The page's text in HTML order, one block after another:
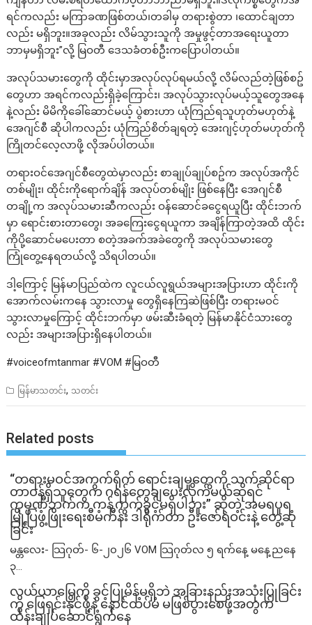
ရင်ကလည်း မကြာခဏဖြစ်တယ်၊တခါမှ တရားစွဲတာ ၊ထောင်ချတာ
လည်း မရှိဘူး။အခုလည်း လိမ်သွားသူကို အမှုဖွင့်တာအရေးယူတာ
ဘာမှမရှိဘူး”လို့ မြဝတီ ဒေသခံတစ်ဦးကပြောပါတယ်။
အလုပ်သမားတွေကို ထိုင်းမှာအလုပ်လုပ်ရမယ်လို့ လိမ်လည်တဲ့ဖြစ်စဥ်
တွေဟာ အရင်ကလည်းရှိခဲ့ကြောင်း၊ အလုပ်သွားလုပ်မယ့်သူတွေအနေ
နဲ့လည်း မိမိကိုခေါ်ဆောင်မယ့် ပွဲစားဟာ ယုံကြည်ရသူဟုတ်မဟုတ်နဲ့
အေဂျင်စီ ဆိုပါကလည်း ယုံကြည်စိတ်ချရတဲ့ အေးဂျင့်ဟုတ်မဟုတ်ကို
ကြိုတင်လေ့လာဖို့ လိုအပ်ပါတယ်။
တရားဝင်အေဂျင်စီတွေထဲမှာလည်း စာချုပ်ချုပ်စဥ်က အလုပ်အကိုင်
တစ်မျိုး၊ ထိုင်းကိုရောက်ချိန် အလုပ်တစ်မျိုး ဖြစ်နေပြီး အေဂျင်စီ
တချို့က အလုပ်သမားဆီကလည်း ဝန်ဆောင်ခငွေရယူပြီး ထိုင်းဘက်
မှာ ရောင်းစားတာတွေ၊ အခကြေးငွေရယူကာ အချိန်ကြာတဲ့အထိ ထိုင်း
ကိုပို့ဆောင်မပေးတာ စတဲ့အခက်အခဲတွေကို အလုပ်သမားတွေ
ကြုံတွေ့နေရတယ်လို့ သိရပါတယ်။
ဒါ့ကြောင့် မြန်မာပြည်ထဲက လူငယ်လူရွယ်အများအပြားဟာ ထိုင်းကို
အောက်လမ်းကနေ သွားလာမှု တွေရှိနေကြဆဲဖြစ်ပြီး တရားမဝင်
သွားလာမှုကြောင့် ထိုင်းဘက်မှာ ဖမ်းဆီးခံရတဲ့ မြန်မာနိုင်ငံသားတွေ
လည်း အများအပြားရှိနေပါတယ်။
#voiceofmtanmar #VOM #မြဝတီ
မြန်မာသတင်း, သတင်း
Related posts
“တရားမဝင်အကွက်ရိုက် ရောင်းချမှုတွေကို သက်ဆိုင်ရာ
တာဝန်ရှိသူတွေက ဂရန်တွေချပေးလိုက်မယ်ဆိုရင်
ကုမ္ပဏီဘက်က ကန့်ကွက်ခွင့်မရှိပါဘူး” ဆိုတဲ့ အမရပူရ
မြို့ပြဖွံ့ဖြိုးရေးစီမံကိန်း ဒါရိုက်တာ ဦးဇော်ရဲဝင်းနဲ့ တွေ့ဆုံ
ခြင်း
မန္တလေး- သြဂုတ်- ၆-၂၀၂၆ VOM သြဂုတ်လ ၅ ရက်နေ့ မနေ့ညနေ
၃...
လယ်ယာမြေကို ခွင့်ပြုမိန့်မရှိဘဲ အခြားနည်းအသုံးပြုခြင်း
ကို ဖြေရှင်းနိုင်ဖို့နဲ့ နောင်ထပ်မံ မဖြစ်ပွားစေဖို့အတွက်
ထိန်းချုပ်ဆောင်ရွက်နေ